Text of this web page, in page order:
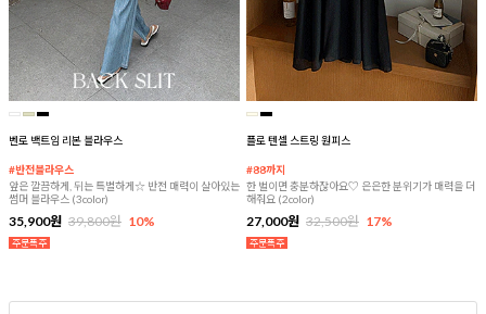
벤로 백트임 리본 블라우스
#반전블라우스
앞은 깔끔하게, 뒤는 특별하게☆ 반전 매력이 살아있는
썸머 블라우스 (3color)
35,900원 39,800원 10%
플로 텐셀 스트링 원피스
#88까지
한 벌이면 충분하잖아요♡ 은은한 분위기가 매력을 더
해줘요 (2color)
27,000원 32,500원 17%